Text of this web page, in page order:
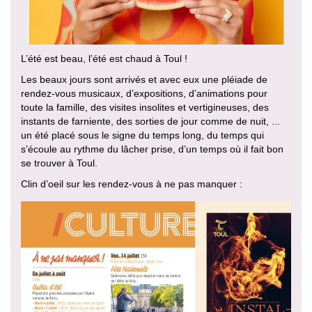
L’été est beau, l’été est chaud à Toul !
Les beaux jours sont arrivés et avec eux une pléiade de
rendez-vous musicaux, d’expositions, d’animations pour
toute la famille, des visites insolites et vertigineuses, des
instants de farniente, des sorties de jour comme de nuit, ...
un été placé sous le signe du temps long, du temps qui
s’écoule au rythme du lâcher prise, d’un temps où il fait bon
se trouver à Toul.
Clin d’oeil sur les rendez-vous à ne pas manquer :